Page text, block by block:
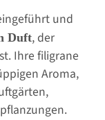
und
Duft, der
Ihre filigrane
Aroma,